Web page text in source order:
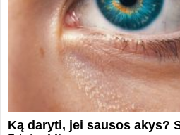
Ką daryti, jei sausos akys?